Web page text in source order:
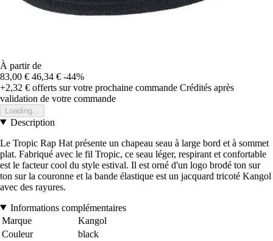
À partir de
83,00 € 46,34 € -44%
+2,32 € offerts sur votre prochaine commande Crédités après
validation de votre commande
Loading...
Description
Le Tropic Rap Hat présente un chapeau seau à large bord et à sommet
plat. Fabriqué avec le fil Tropic, ce seau léger, respirant et confortable
est le facteur cool du style estival. Il est orné d'un logo brodé ton sur
ton sur la couronne et la bande élastique est un jacquard tricoté Kangol
avec des rayures.
Informations complémentaires
Marque
Kangol
Couleur
black